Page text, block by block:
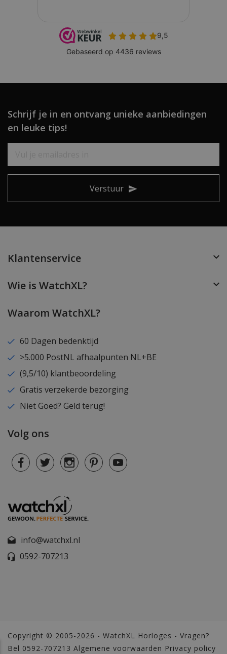
Schrijf je in en ontvang unieke aanbiedingen
en leuke tips!
Verstuur
Klantenservice
Wie is WatchXL?
Waarom WatchXL?
60 Dagen bedenktijd
>5.000 PostNL afhaalpunten NL+BE
(9,5/10) klantbeoordeling
Gratis verzekerde bezorging
Niet Goed? Geld terug!
Volg ons
info@watchxl.nl
0592-707213
Copyright © 2005-2026 - WatchXL Horloges - Vragen?
Bel 0592-707213 Algemene voorwaarden Privacy policy